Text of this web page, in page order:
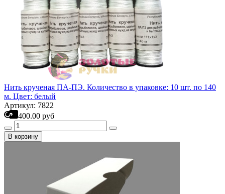
Нить крученая ПА-ПЭ. Количество в упаковке: 10 шт. по 140
м. Цвет: белый
Артикул: 7822
400.00 руб
В корзину